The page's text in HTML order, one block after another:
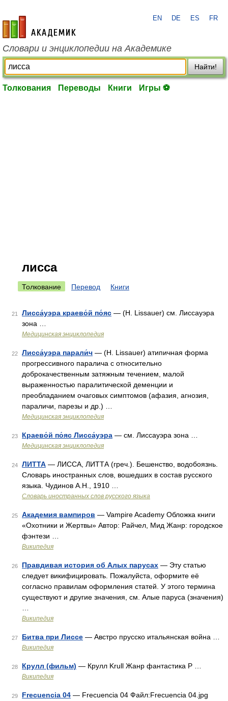
academic.ru
EN DE ES FR
Словари и энциклопедии на Академике
Найти!
Толкования Переводы Книги Игры ⚽
лисса
Толкование Перевод Книги
21 Лисса́уэра краево́й по́яс — (Н. Lissauer) см. Лиссауэра
зона …
Медицинская энциклопедия
22 Лисса́уэра парали́ч — (Н. Lissauer) атипичная форма
прогрессивного паралича с относительно
доброкачественным затяжным течением, малой
выраженностью паралитической деменции и
преобладанием очаговых симптомов (афазия, агнозия,
параличи, парезы и др.) …
Медицинская энциклопедия
23 Краево́й по́яс Лисса́уэра — см. Лиссауэра зона …
Медицинская энциклопедия
24 ЛИТТА — ЛИССА, ЛИТТА (греч.). Бешенство, водобоязнь.
Словарь иностранных слов, вошедших в состав русского
языка. Чудинов А.Н., 1910 …
Словарь иностранных слов русского языка
25 Академия вампиров — Vampire Academy Обложка книги
«Охотники и Жертвы» Автор: Райчел, Мид Жанр: городское
фэнтези …
Википедия
26 Правдивая история об Алых парусах — Эту статью
следует викифицировать. Пожалуйста, оформите её
согласно правилам оформления статей. У этого термина
существуют и другие значения, см. Алые паруса (значения)
Википедия
27 Битва при Лиссе — Австро прусско итальянская война …
Википедия
28 Крулл (фильм) — Крулл Krull Жанр фантастика Р …
Википедия
29 Frecuencia 04 — Frecuencia 04 Файл:Frecuencia 04.jpg